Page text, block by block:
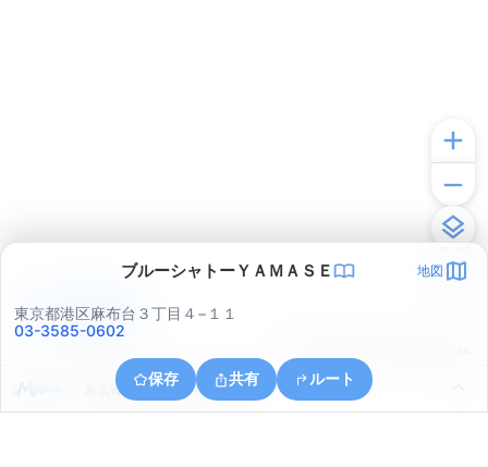
ブルーシャトーＹＡＭＡＳＥ 地図
東京都港区麻布台３丁目４−１１
03-3585-0602
保存 共有 ルート
東京都中央区銀座４丁目１０
アプリで見る